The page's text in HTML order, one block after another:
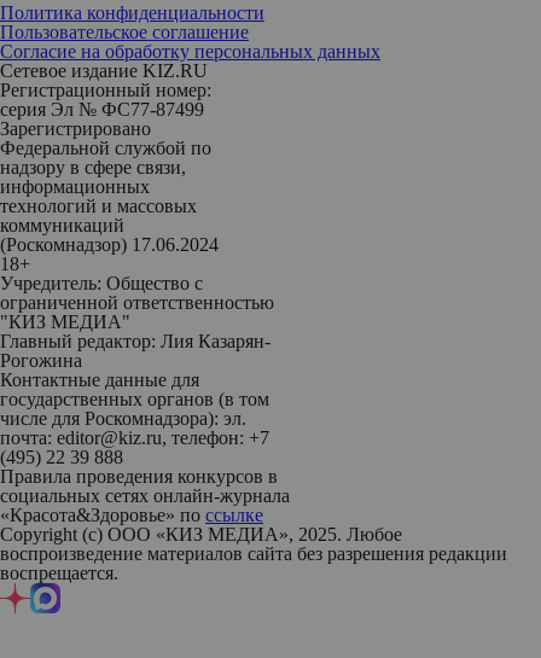
Политика конфиденциальности
Пользовательское соглашение
Согласие на обработку персональных данных
Сетевое издание KIZ.RU
Регистрационный номер:
серия Эл № ФС77-87499
Зарегистрировано
Федеральной службой по
надзору в сфере связи,
информационных
технологий и массовых
коммуникаций
(Роскомнадзор) 17.06.2024
18+
Учредитель: Общество с
ограниченной ответственностью
"КИЗ МЕДИА"
Главный редактор: Лия Казарян-
Рогожина
Контактные данные для
государственных органов (в том
числе для Роскомнадзора): эл.
почта: editor@kiz.ru, телефон: +7
(495) 22 39 888
Правила проведения конкурсов в
социальных сетях онлайн-журнала
«Красота&Здоровье» по ссылке
Copyright (с) ООО «КИЗ МЕДИА», 2025. Любое
воспроизведение материалов сайта без разрешения редакции
воспрещается.